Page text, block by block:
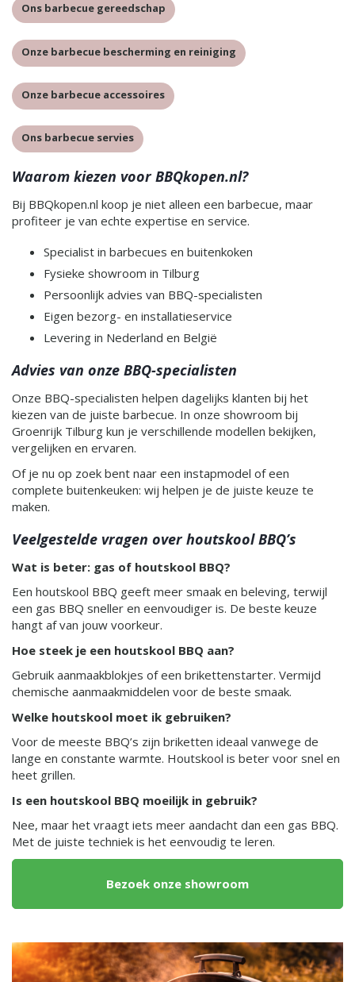
Ons barbecue gereedschap
Onze barbecue bescherming en reiniging
Onze barbecue accessoires
Ons barbecue servies
Waarom kiezen voor BBQkopen.nl?
Bij BBQkopen.nl koop je niet alleen een barbecue, maar
profiteer je van echte expertise en service.
Specialist in barbecues en buitenkoken
Fysieke showroom in Tilburg
Persoonlijk advies van BBQ-specialisten
Eigen bezorg- en installatieservice
Levering in Nederland en België
Advies van onze BBQ-specialisten
Onze BBQ-specialisten helpen dagelijks klanten bij het
kiezen van de juiste barbecue. In onze showroom bij
Groenrijk Tilburg kun je verschillende modellen bekijken,
vergelijken en ervaren.
Of je nu op zoek bent naar een instapmodel of een
complete buitenkeuken: wij helpen je de juiste keuze te
maken.
Veelgestelde vragen over houtskool BBQ’s
Wat is beter: gas of houtskool BBQ?
Een houtskool BBQ geeft meer smaak en beleving, terwijl
een gas BBQ sneller en eenvoudiger is. De beste keuze
hangt af van jouw voorkeur.
Hoe steek je een houtskool BBQ aan?
Gebruik aanmaakblokjes of een brikettenstarter. Vermijd
chemische aanmaakmiddelen voor de beste smaak.
Welke houtskool moet ik gebruiken?
Voor de meeste BBQ’s zijn briketten ideaal vanwege de
lange en constante warmte. Houtskool is beter voor snel en
heet grillen.
Is een houtskool BBQ moeilijk in gebruik?
Nee, maar het vraagt iets meer aandacht dan een gas BBQ.
Met de juiste techniek is het eenvoudig te leren.
Bezoek onze showroom